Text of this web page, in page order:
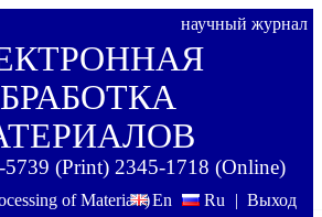
научный журнал
(Print) 2345-1718 (Online)
of Materials) Выход
En Ru |